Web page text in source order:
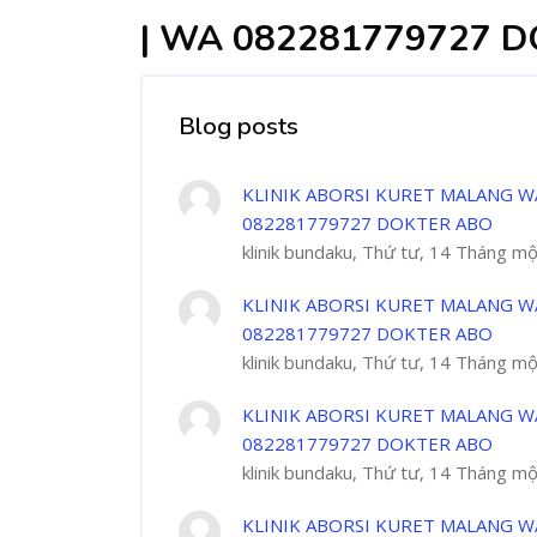
| WA 082281779727
Blog posts
KLINIK ABORSI KURET MALANG
082281779727 DOKTER ABO
klinik bundaku, Thứ tư, 14 Tháng
KLINIK ABORSI KURET MALANG
082281779727 DOKTER ABO
klinik bundaku, Thứ tư, 14 Tháng
KLINIK ABORSI KURET MALANG
082281779727 DOKTER ABO
klinik bundaku, Thứ tư, 14 Tháng
KLINIK ABORSI KURET MALANG